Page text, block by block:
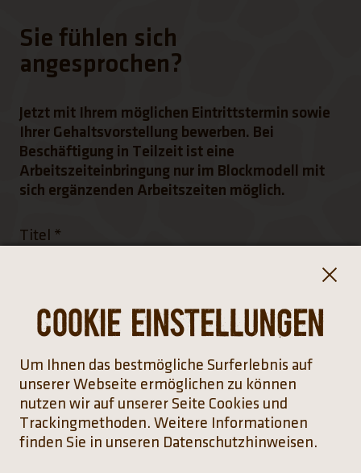
Sie fühlen sich
angesprochen?
Jetzt mit Ihrem möglichen Eintrittstermin sowie
Ihrer Gehaltsvorstellung bewerben. Bei
Beschäftigung in Teilzeit ist eine
Arbeitszeiteinbringung nur im Blockmodell mit
sich ergänzenden Arbeitszeiten möglich.
Titel *
Herr
Vorname*
Cookie Einstellungen
Um Ihnen das bestmögliche Surferlebnis auf
unserer Webseite ermöglichen zu können
nutzen wir auf unserer Seite Cookies und
Trackingmethoden. Weitere Informationen
finden Sie in unseren Datenschutzhinweisen.